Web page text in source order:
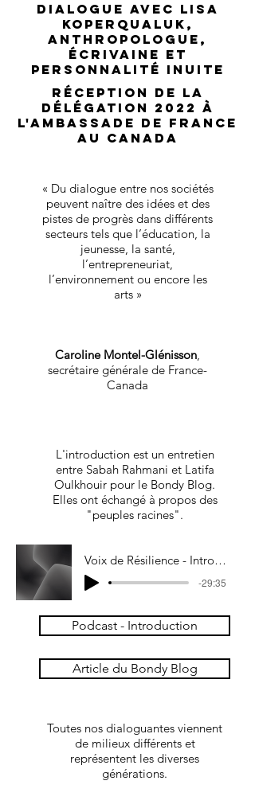
Dialogue avec Lisa
Koperqualuk,
anthropologue,
écrivaine et
personnalité inuite
Réception de la
délégation 2022 à
l'Ambassade de France
au Canada
« Du dialogue entre nos sociétés
peuvent naître des idées et des
pistes de progrès dans différents
secteurs tels que l’éducation, la
jeunesse, la santé,
l’entrepreneuriat,
l’environnement ou encore les
arts »
Caroline Montel-Glénisson,
secrétaire générale de France-
Canada
L'introduction est un entretien
entre Sabah Rahmani et Latifa
Oulkhouir pour le Bondy Blog.
Elles ont échangé à propos des
"peuples racines".
Voix de Résilience - Introduction
-29:35
Podcast - Introduction
Article du Bondy Blog
Toutes nos dialoguantes viennent
de milieux différents et
représentent les diverses
générations.